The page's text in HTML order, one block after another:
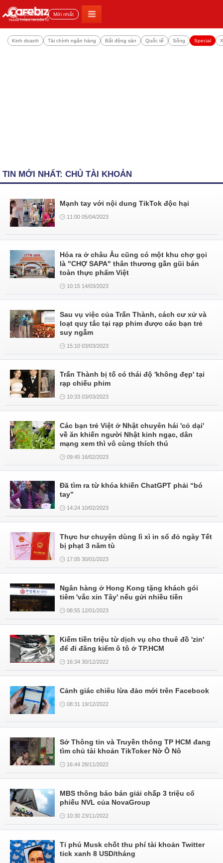
Đọc nhiều Mới nhất
Kinh doanh Tài chính ngân hàng Bất động sản Quốc tế Sống Special
TIN MỚI NHẤT: CHỦ TÀI KHOẢN
Mạnh tay với nội dung TikTok độc hại
11:00 05/04/2023
Hóa ra ở châu Âu cũng có một khu chợ gọi
là "CHỢ SAPA" thân thương gần gũi bán
toàn thực phẩm Việt
10:15 14/03/2023
Sau vụ việc của Trấn Thành, cách cư xử và
loạt quy tắc tại rạp phim được các bạn trẻ
suy ngẫm
15:10 03/03/2023
Trấn Thành bị tố có thái độ 'không đẹp' tại
rạp chiếu phim
10:33 03/03/2023
Các bạn trẻ Việt ở Nhật chuyên hái 'cỏ dại'
về ăn khiến người Nhật kinh ngạc, dân
mạng xem thì vô cùng thích thú
09:45 16/02/2023
Đã tìm ra từ khóa khiến ChatGPT phải “bó
tay”
14:24 10/02/2023
Thực hư chuyện dùng lì xì in sổ đỏ ngày Tết
bị phạt 3 năm tù
17:05 30/01/2023
Ngân hàng ở Hong Kong tặng khách gói
tiêm 'vắc xin Tây' nếu gửi nhiều tiền
08:55 12/01/2023
Kiếm tiền triệu từ dịch vụ cho thuê đồ 'zin'
để đi đăng kiểm ô tô ở TP.HCM
16:34 30/12/2022
Cảnh giác chiêu lừa đảo mới trên Facebook
08:31 19/12/2022
Sở Thông tin và Truyền thông TP HCM đang
tìm chủ tài khoản TikToker Nờ Ô Nô
16:44 28/11/2022
MBS thông báo bán giải chấp 3 triệu cổ
phiếu NVL của NovaGroup
10:30 23/11/2022
Tỉ phú Musk chốt thu phí tài khoản Twitter
tick xanh 8 USD/tháng